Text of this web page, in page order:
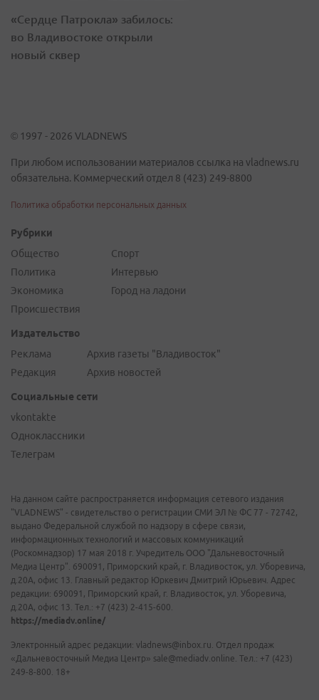
«Сердце Патрокла» забилось:
во Владивостоке открыли
новый сквер
© 1997 - 2026 VLADNEWS
При любом использовании материалов ссылка на vladnews.ru
обязательна. Коммерческий отдел 8 (423) 249-8800
Политика обработки персональных данных
Рубрики
Общество
Политика
Экономика
Происшествия
Спорт
Интервью
Город на ладони
Издательство
Реклама
Редакция
Архив газеты "Владивосток"
Архив новостей
Социальные сети
vkontakte
Одноклассники
Телеграм
На данном сайте распространяется информация сетевого издания
"VLADNEWS" - свидетельство о регистрации СМИ ЭЛ № ФС 77 - 72742,
выдано Федеральной службой по надзору в сфере связи,
информационных технологий и массовых коммуникаций
(Роскомнадзор) 17 мая 2018 г. Учредитель ООО "Дальневосточный
Медиа Центр". 690091, Приморский край, г. Владивосток, ул. Уборевича,
д.20А, офис 13. Главный редактор Юркевич Дмитрий Юрьевич. Адрес
редакции: 690091, Приморский край, г. Владивосток, ул. Уборевича,
д.20А, офис 13. Тел.: +7 (423) 2-415-600.
https://mediadv.online/
Электронный адрес редакции: vladnews@inbox.ru. Отдел продаж
«Дальневосточный Медиа Центр» sale@mediadv.online. Тел.: +7 (423)
249-8-800. 18+